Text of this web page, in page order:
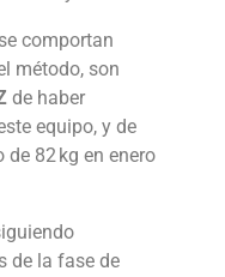
comportan
método, son
de haber
equipo, y de
82 kg en enero
de la fase de